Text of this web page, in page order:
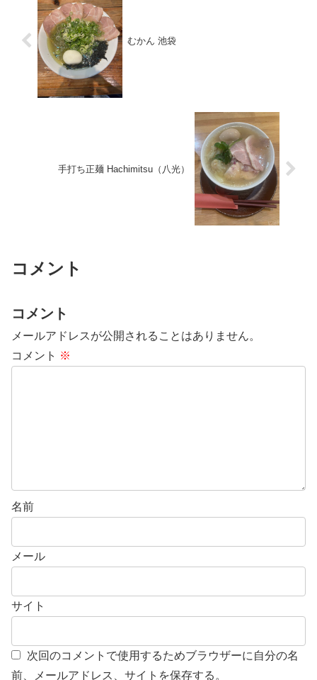
むかん 池袋
手打ち正麺 Hachimitsu（八光）
コメント
コメント
メールアドレスが公開されることはありません。
コメント ※
名前
メール
サイト
次回のコメントで使用するためブラウザーに自分の名
前、メールアドレス、サイトを保存する。